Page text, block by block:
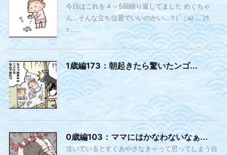
今日はこれを４～5回繰り返してました めぐちゃ
ん…そんな立ち位置でいいのかい…？(´；ω；`)ｳ
ｯ…...
1歳編173：朝起きたら驚いたンゴ...
0歳編103：ママにはかなわないなぁ...
泣いているとすぐあやさなきゃって思ってしまう自